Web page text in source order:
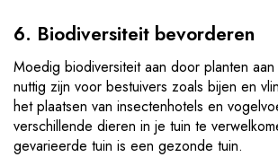
6. Biodiversiteit bevorderen
Moedig biodiversiteit aan door planten
nuttig zijn voor bestuivers zoals bijen en
het plaatsen van insectenhotels en
verschillende dieren in je tuin te
gevarieerde tuin is een gezonde tuin.